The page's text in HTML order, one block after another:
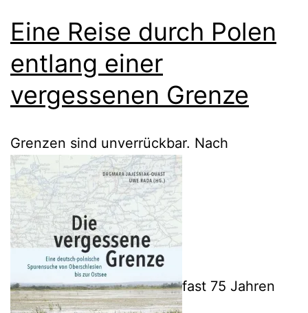
Eine Reise durch Polen
entlang einer
vergessenen Grenze
Grenzen sind unverrückbar. Nach
fast 75 Jahren